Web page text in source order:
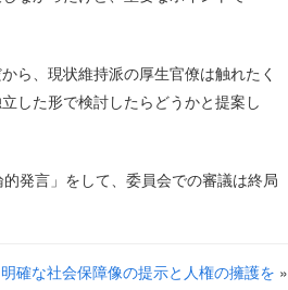
ら、現状維持派の厚生官僚は触れたく
した形で検討したらどうかと提案し
発言」をして、委員会での審議は終局
明確な社会保障像の提示と人権の擁護を »